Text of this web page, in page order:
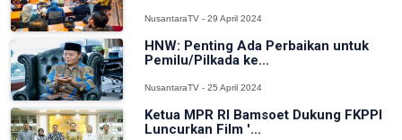
NusantaraTV - 29 April 2024
HNW: Penting Ada Perbaikan untuk
Pemilu/Pilkada ke...
NusantaraTV - 25 April 2024
Ketua MPR RI Bamsoet Dukung FKPPI
Luncurkan Film '...